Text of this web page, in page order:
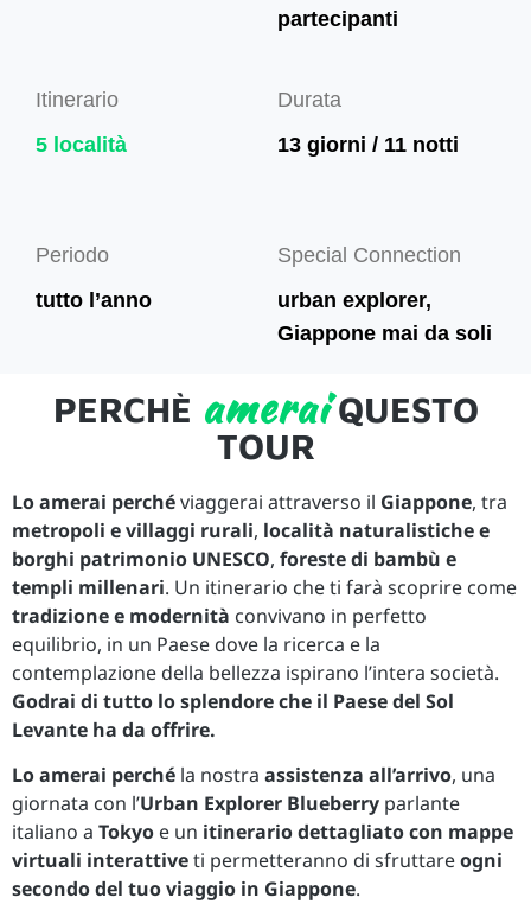
partecipanti
Itinerario
5 località
Durata
13 giorni / 11 notti
Periodo
tutto l’anno
Special Connection
urban explorer,
Giappone mai da soli
PERCHÈ ameraiQUESTO
TOUR
Lo amerai perchéviaggerai attraverso il Giappone, tra
metropoli e villaggi rurali, località naturalistiche e
borghi patrimonio UNESCO, foreste di bambù e
templi millenari. Un itinerario che ti farà scoprire come
tradizione e modernità convivano in perfetto
equilibrio, in un Paese dove la ricerca e la
contemplazione della bellezza ispirano l’intera società.
Godrai di tutto lo splendore che il Paese del Sol
Levante ha da offrire.
Lo amerai perché la nostra assistenza all’arrivo, una
giornata con l’Urban Explorer Blueberry parlante
italiano a Tokyo e un itinerario dettagliato con mappe
virtuali interattiveti permetteranno di sfruttareogni
secondo del tuo viaggio in Giappone.